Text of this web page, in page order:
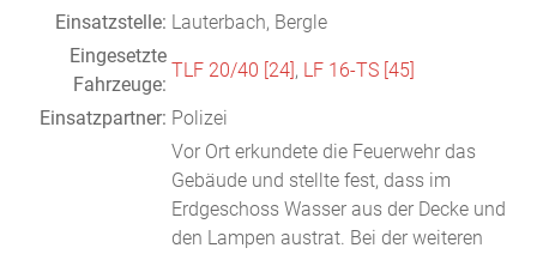
Einsatzstelle: Lauterbach, Bergle
Eingesetzte
Fahrzeuge:
TLF 20/40 [24], LF 16-TS [45]
Einsatzpartner: Polizei
Vor Ort erkundete die Feuerwehr das
Gebäude und stellte fest, dass im
Erdgeschoss Wasser aus der Decke und
den Lampen austrat. Bei der weiteren